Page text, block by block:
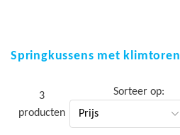
Springkussens met klimtoren
3
producten
Sorteer op